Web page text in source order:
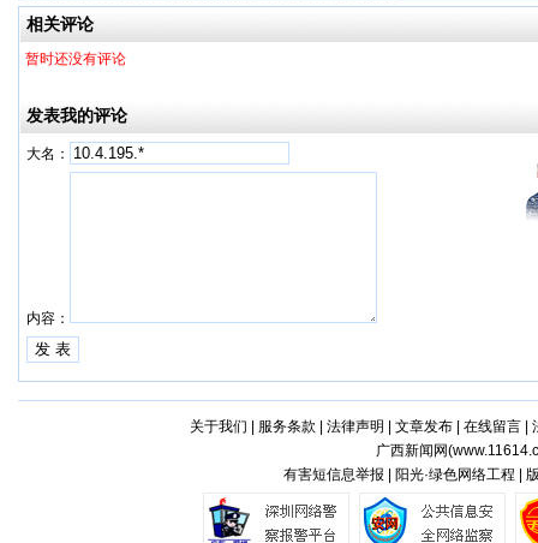
相关评论
暂时还没有评论
发表我的评论
大名：
内容：
关于我们 服务条款 法律声明 文章发布| 在线留言|
广西新闻网(
有害短信息举报 | 阳光·绿色网络工程 |